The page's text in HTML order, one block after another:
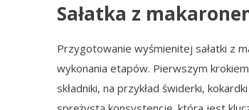
Sałatka z
Przygotowanie wyśmienitej sałatki z
wykonania etapów. Pierwszym
składniki, na przykład świderki,